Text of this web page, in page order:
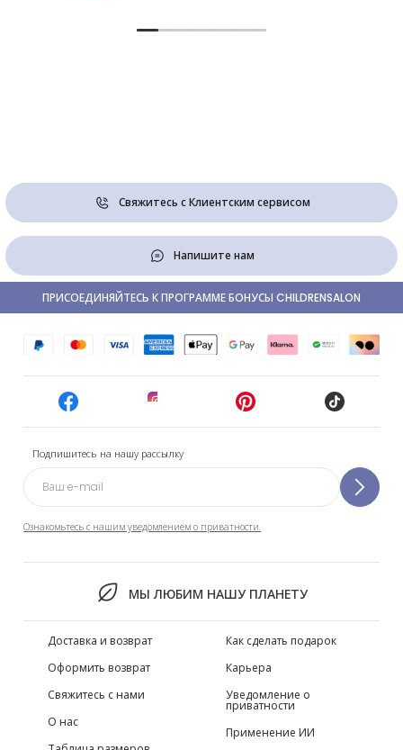
Свяжитесь с Клиентским сервисом
Напишите нам
Подпишитесь на нашу рассылку
Ознакомьтесь с нашим уведомлением о приватности.
МЫ ЛЮБИМ НАШУ ПЛАНЕТУ
ПРИСОЕДИНЯЙТЕСЬ К ПРОГРАММЕ БОНУСЫ CHILDRENSALON
Доставка и возврат
Оформить возврат
Свяжитесь с нами
О нас
Как сделать подарок
Карьера
Уведомление о
приватности
Применение ИИ